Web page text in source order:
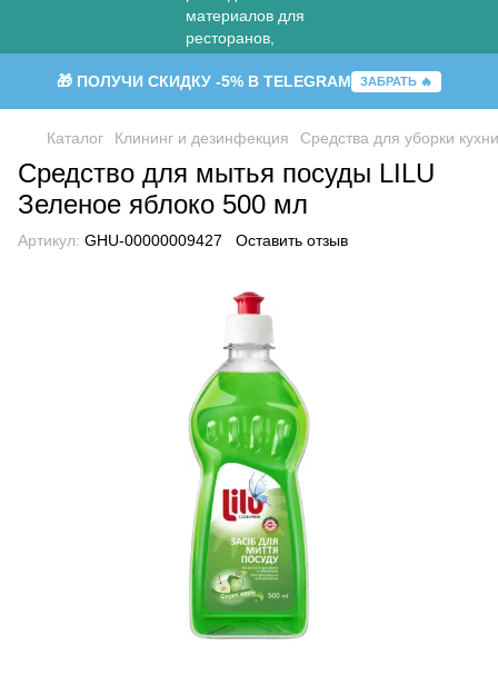
🎁 ПОЛУЧИ СКИДКУ -5% В TELEGRAM ЗАБРАТЬ 🔥
Каталог Клининг и дезинфекция Средства для уборки кухни
Средство для мытья посуды LILU
Зеленое яблоко 500 мл
Артикул: GHU-00000009427 Оставить отзыв